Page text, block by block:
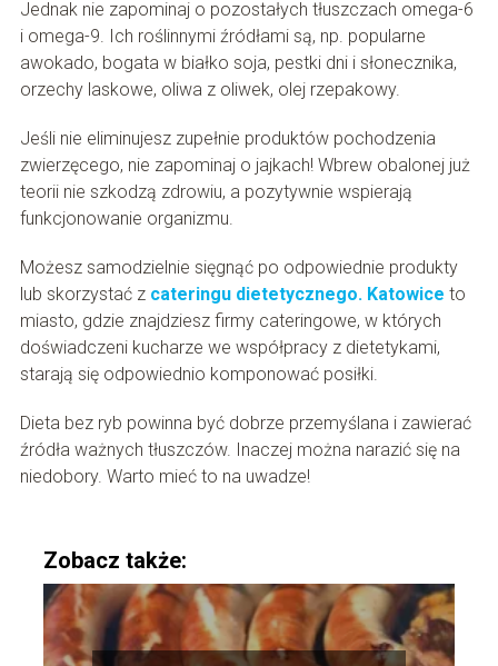
Jednak nie zapominaj o pozostałych tłuszczach omega-6
i omega-9. Ich roślinnymi źródłami są, np. popularne
awokado, bogata w białko soja, pestki dni i słonecznika,
orzechy laskowe, oliwa z oliwek, olej rzepakowy.
Jeśli nie eliminujesz zupełnie produktów pochodzenia
zwierzęcego, nie zapominaj o jajkach! Wbrew obalonej już
teorii nie szkodzą zdrowiu, a pozytywnie wspierają
funkcjonowanie organizmu.
Możesz samodzielnie sięgnąć po odpowiednie produkty
lub skorzystać z cateringu dietetycznego. Katowice to
miasto, gdzie znajdziesz firmy cateringowe, w których
doświadczeni kucharze we współpracy z dietetykami,
starają się odpowiednio komponować posiłki.
Dieta bez ryb powinna być dobrze przemyślana i zawierać
źródła ważnych tłuszczów. Inaczej można narazić się na
niedobory. Warto mieć to na uwadze!
Zobacz także: